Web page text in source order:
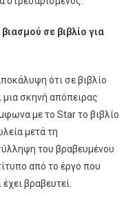
σε βιβλίο για
ότι σε βιβλίο
σκηνή απόπειρας
με το Star το βιβλίο
μετά τη
του βραβευμένου
από το έργο που
βραβευτεί.